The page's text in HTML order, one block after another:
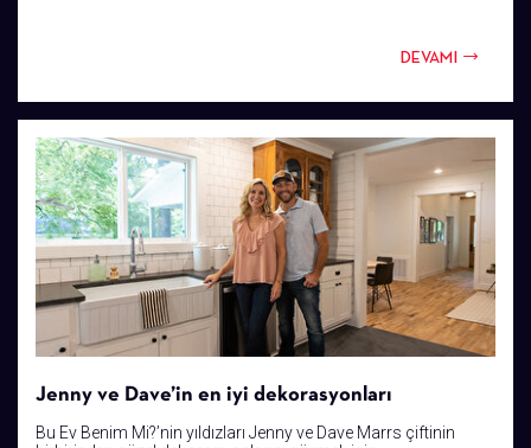
DEVAMI
Jenny ve Dave’in en iyi dekorasyonları
Bu Ev Benim Mi?’nin yıldızları Jenny ve Dave Marrs çiftinin